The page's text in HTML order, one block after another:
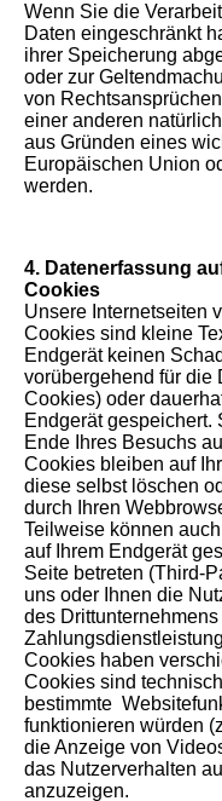
Wenn Sie die
Daten eingeschränkt
ihrer Speicherung
oder zur
von
einer anderen
aus Gründen eines
Europäischen Union
werden.
4. Datenerfassung
Cookies
Unsere Internetseiten
Cookies sind kleine
Endgerät keinen
vorübergehend für die
Cookies) oder
Endgerät gespeichert.
Ende Ihres Besuchs
Cookies bleiben auf
diese selbst löschen
durch Ihren
Teilweise können
auf Ihrem Endgerät
Seite betreten (Third-
uns oder Ihnen die
des
Cookies haben
Cookies sind
bestimmte
funktionieren würden
die Anzeige von
das Nutzerverhalten
anzuzeigen.